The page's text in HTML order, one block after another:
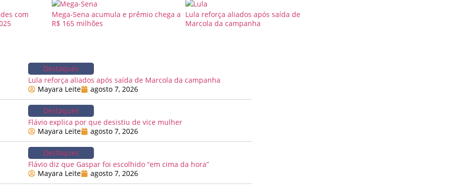
com
Mega-Sena acumula e prêmio chega a
R$ 165 milhões
Lula reforça aliados após saída de
Marcola da campanha
Destaques
Lula reforça aliados após saída de Marcola da campanha
Mayara Leite
agosto 7, 2026
Destaques
Flávio explica por que desistiu de vice mulher
Mayara Leite
agosto 7, 2026
Destaques
Flávio diz que Gaspar foi escolhido “em cima da hora”
Mayara Leite
agosto 7, 2026